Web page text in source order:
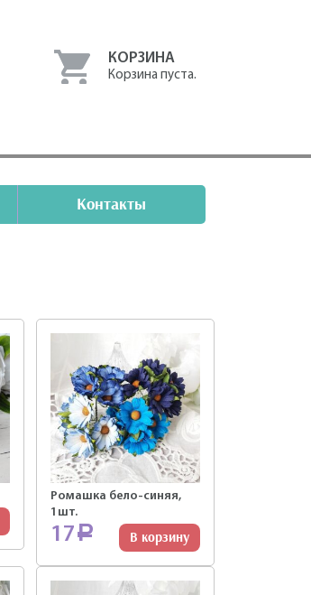
КОРЗИНА
Корзина пуста.
Контакты
Ромашка бело-синяя,
1шт.
17 Р В корзину